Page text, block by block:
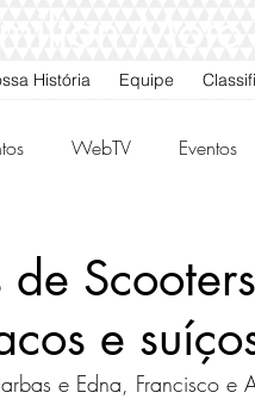
História Equipe
WebTV Eventos
e
e Edna, Francisco e